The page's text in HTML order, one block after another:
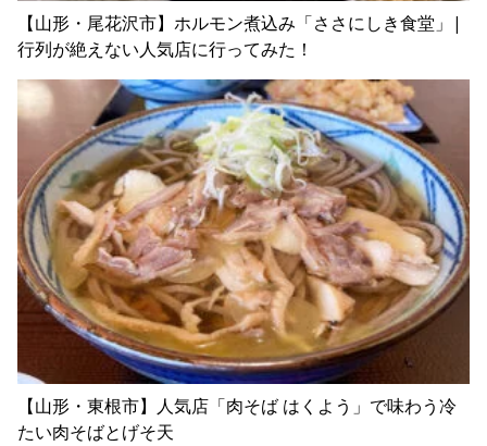
【山形・尾花沢市】ホルモン煮込み「ささにしき食堂」|
行列が絶えない人気店に行ってみた！
【山形・東根市】人気店「肉そば はくよう」で味わう冷
たい肉そばとげそ天